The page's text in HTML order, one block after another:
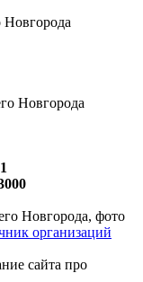
Новгорода
организаций
сайта про